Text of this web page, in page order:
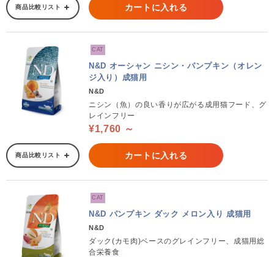
商品比較リスト カートに入れる
CAT
N&D オーシャン ニシン・パンプキン（オレン
ジ入り）成猫用
N&D
ニシン（魚）の良い香りが広がる成用猫フード、グ
レインフリー
¥1,760 ～
商品比較リスト カートに入れる
CAT
N&D パンプキン ダック メロン入り 成猫用
N&D
ダック(カモ肉)ベースのグレインフリー、成猫用総
合栄養食